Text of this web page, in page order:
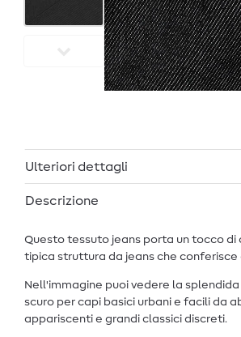
Ulteriori dettagli
Descrizione
Questo tessuto jeans porta un tocco
tipica struttura da jeans che
Nell'immagine puoi vedere la
scuro per capi basici urbani e facili da
appariscenti e grandi classici discreti.